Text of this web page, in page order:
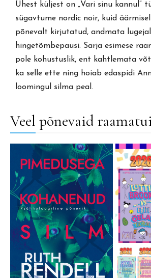
Ühest küljest on „Vari sinu kannul”
sügavtume nordic noir, kuid
põnevalt kirjutatud, andmata
hingetõmbepausi. Sarja esimese
pole kohustuslik, ent kahtlemata
ka selle ette ning hoiab edaspidi
loomingul silma peal.
Veel põnevaid